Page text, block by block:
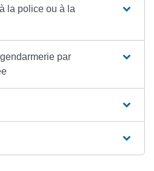
la police ou à la
par